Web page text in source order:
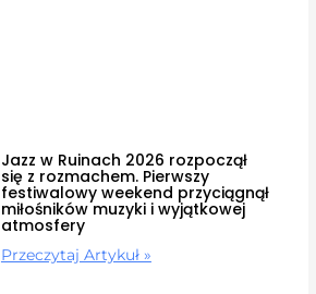
Jazz w Ruinach 2026 rozpoczął
się z rozmachem. Pierwszy
festiwalowy weekend przyciągnął
miłośników muzyki i wyjątkowej
atmosfery
Przeczytaj Artykuł »